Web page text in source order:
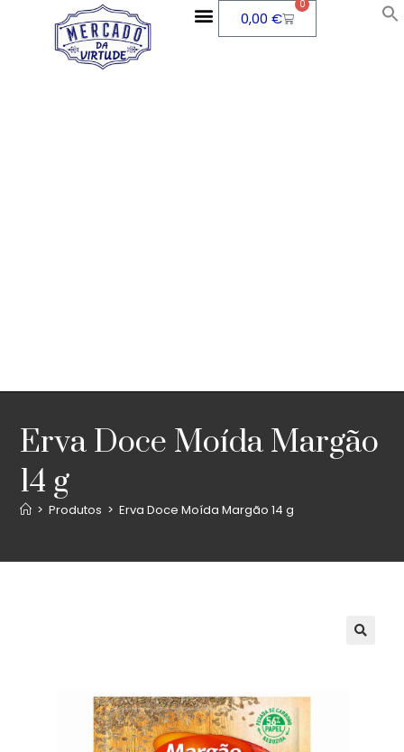
0,00€
0
Erva Doce Moída Margão
14 g
> Produtos > Erva Doce Moída Margão 14 g